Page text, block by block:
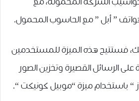
ﻫﻮﺍﺗﻒ ” ﺃﺑﻞ ” ﻣﻊ ﺍﻟﺤﺎﺳﻮﺏ ﺍﻟﻤﺤﻤﻮﻝ.
فستتيح هذه الميزة ﻟﻠﻤﺴﺘﺨﺪﻣﻴﻦ
ﺍﻟﺮﺳﺎﺋﻞ ﺍﻟﻘﺼﻴﺮﺓ ﻭﺗﺨﺰﻳﻦ ﺍﻟﺼﻮﺭ
ﺑﺎﺳﺘﺨﺪﺍﻡ ﻣﻴﺰﺓ “ﻣﻮﺑﻴﻞ ﻛﻮﻧﻴﻜﺖ “.